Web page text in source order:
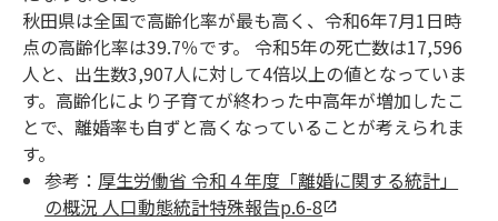
秋田県は全国で高齢化率が最も高く、令和6年7月1日時
点の高齢化率は39.7％です。 令和5年の死亡数は17,596
人と、出生数3,907人に対して4倍以上の値となっていま
す。高齢化により子育てが終わった中高年が増加したこ
とで、離婚率も自ずと高くなっていることが考えられま
す。
参考： 厚生労働省 令和４年度「離婚に関する統計」
の概況 人口動態統計特殊報告p.6-8